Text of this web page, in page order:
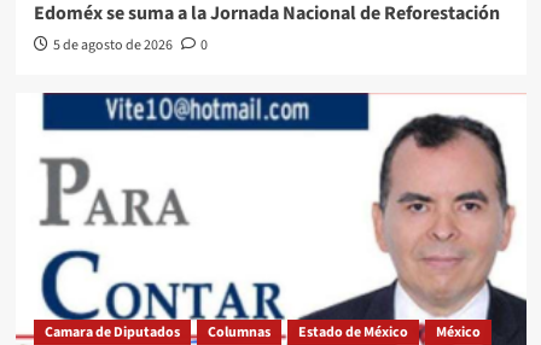
Edoméx se suma a la Jornada Nacional de Reforestación
5 de agosto de 2026 0
Camara de Diputados Columnas Estado de México
México